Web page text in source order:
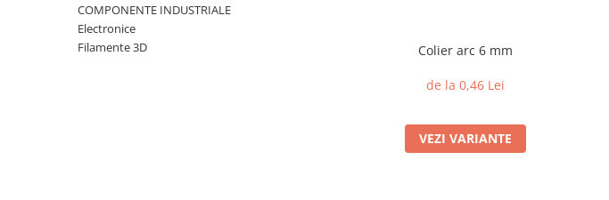
COMPONENTE INDUSTRIALE
Electronice
Filamente 3D
Colier arc 6 mm
de la 0,46 Lei
VEZI VARIANTE